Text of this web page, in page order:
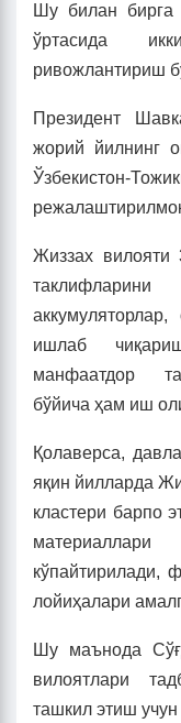
Шу билан бирга
ўртасида
ривожлантириш
Президент
жорий йилнинг
Ўзбекистон-
Жиззах вилояти
ишлаб
манфаатдор
бўйича ҳам иш
Қолаверса,
яқин йилларда
кластери барпо
кўпайтирилади,
лойиҳалари
Шу маънода
вилоятлари
ташкил этиш